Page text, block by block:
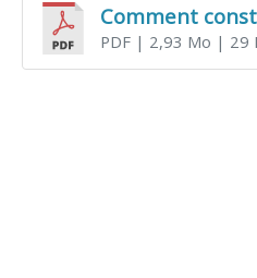
Comment
PDF| 2,93 Mo | 29